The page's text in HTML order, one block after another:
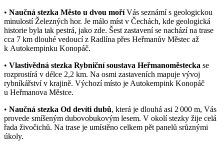
• Naučná stezka Město u dvou moříVás seznámí s geologickou
minulostí Železných hor. Je málo míst v Čechách, kde geologická
historie byla tak pestrá, jako zde. Šest zastavení se nachází na trase
cca 7 km dlouhé vedoucí z Radlína přes Heřmanův Městec až
k Autokempinku Konopáč.
• Vlastivědná stezka Rybniční soustava Heřmanoměstecka se
rozprostírá v délce 2,2 km. Na osmi zastaveních mapuje vývoj
rybníkářství v krajině. Výchozí místo je Autokempink Konopáč
u Heřmanova Městce.
• Naučná stezka Od devíti dubů, která je dlouhá asi 2 000 m, Vás
provede smíšeným dubovobukovým lesem. V okolí stezky žije celá
řada živočichů. Na trase je umístěno celkem pět panelů srůznými
úkoly.